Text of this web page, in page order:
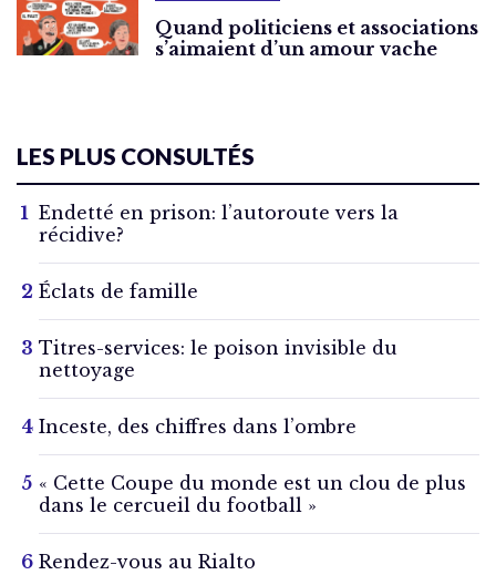
Quand politiciens et associations
s’aimaient d’un amour vache
LES PLUS CONSULTÉS
Endetté en prison: l’autoroute vers la
récidive?
Éclats de famille
Titres-services: le poison invisible du
nettoyage
Inceste, des chiffres dans l’ombre
« Cette Coupe du monde est un clou de plus
dans le cercueil du football »
Rendez-vous au Rialto